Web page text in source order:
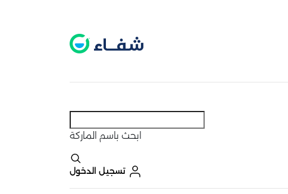
ابحث باسم الماركة
تسجيل الدخول